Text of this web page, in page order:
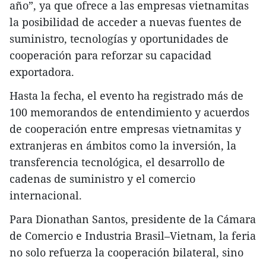
año”, ya que ofrece a las empresas vietnamitas
la posibilidad de acceder a nuevas fuentes de
suministro, tecnologías y oportunidades de
cooperación para reforzar su capacidad
exportadora.
Hasta la fecha, el evento ha registrado más de
100 memorandos de entendimiento y acuerdos
de cooperación entre empresas vietnamitas y
extranjeras en ámbitos como la inversión, la
transferencia tecnológica, el desarrollo de
cadenas de suministro y el comercio
internacional.
Para Dionathan Santos, presidente de la Cámara
de Comercio e Industria Brasil–Vietnam, la feria
no solo refuerza la cooperación bilateral, sino